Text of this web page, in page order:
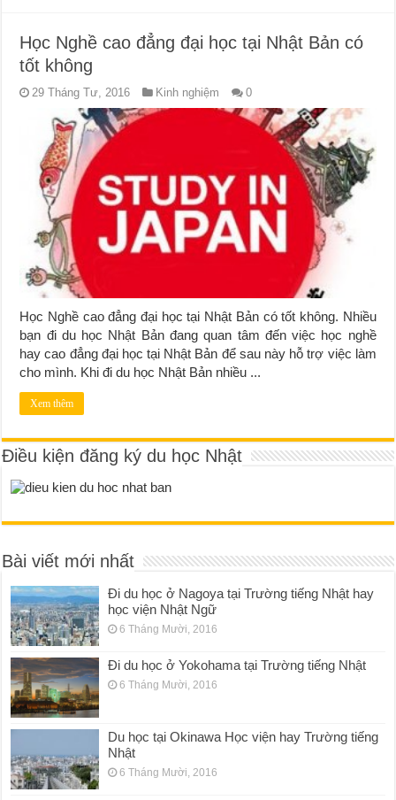
Học Nghề cao đẳng đại học tại Nhật Bản có
tốt không
29 Tháng Tư, 2016 Kinh nghiệm 0
Học Nghề cao đẳng đại học tại Nhật Bản có tốt không. Nhiều
bạn đi du học Nhật Bản đang quan tâm đến việc học nghề
hay cao đẳng đại học tại Nhật Bản để sau này hỗ trợ việc làm
cho mình. Khi đi du học Nhật Bản nhiều ...
Xem thêm
Điều kiện đăng ký du học Nhật
Bài viết mới nhất
Đi du học ở Nagoya tại Trường tiếng Nhật hay
học viện Nhật Ngữ
6 Tháng Mười, 2016
Đi du học ở Yokohama tại Trường tiếng Nhật
6 Tháng Mười, 2016
Du học tại Okinawa Học viện hay Trường tiếng
Nhật
6 Tháng Mười, 2016